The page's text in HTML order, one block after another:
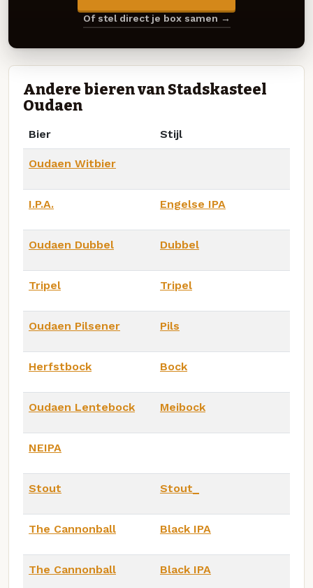
Of stel direct je box samen →
Andere bieren van Stadskasteel
Oudaen
Bier Stijl
Oudaen Witbier
I.P.A. Engelse IPA
Oudaen Dubbel Dubbel
Tripel Tripel
Oudaen Pilsener Pils
Herfstbock Bock
Oudaen Lentebock Meibock
NEIPA
Stout Stout_
The Cannonball Black IPA
The Cannonball Black IPA